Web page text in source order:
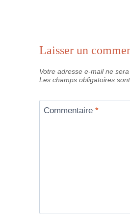
Laisser un
Votre adresse e-mail ne
Les champs obligatoires
Commentaire *